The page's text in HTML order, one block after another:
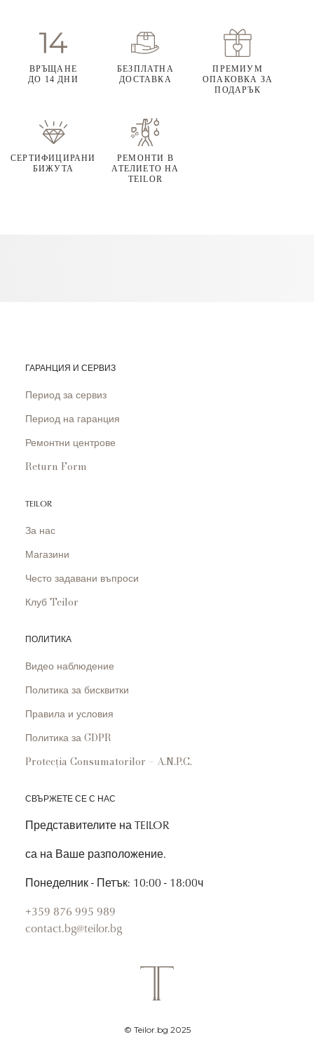
ВРЪЩАНЕ
ДО 14 ДНИ
БЕЗПЛАТНА
ДОСТАВКА
ПРЕМИУМ
ОПАКОВКА ЗА
ПОДАРЪК
СЕРТИФИЦИРАНИ
БИЖУТА
РЕМОНТИ В
АТЕЛИЕТО НА
TEILOR
ГАРАНЦИЯ И СЕРВИЗ
Период за сервиз
Период на гаранция
Ремонтни центрове
Return Form
TEILOR
За нас
Магазини
Често задавани въпроси
Клуб Teilor
ПОЛИТИКА
Видео наблюдение
Политика за бисквитки
Правила и условия
Политика за GDPR
Protecția Consumatorilor – A.N.P.C.
СВЪРЖЕТЕ СЕ С НАС
Представителите на TEILOR
са на Ваше разположение.
Понеделник - Петък: 10:00 - 18:00ч
+359 876 995 989
contact.bg@teilor.bg
© Teilor.bg 2025